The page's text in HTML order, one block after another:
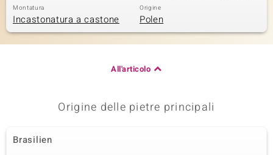
Montatura
Incastonatura a castone
Origine
Polen
All'articolo
Origine delle pietre principali
Brasilien